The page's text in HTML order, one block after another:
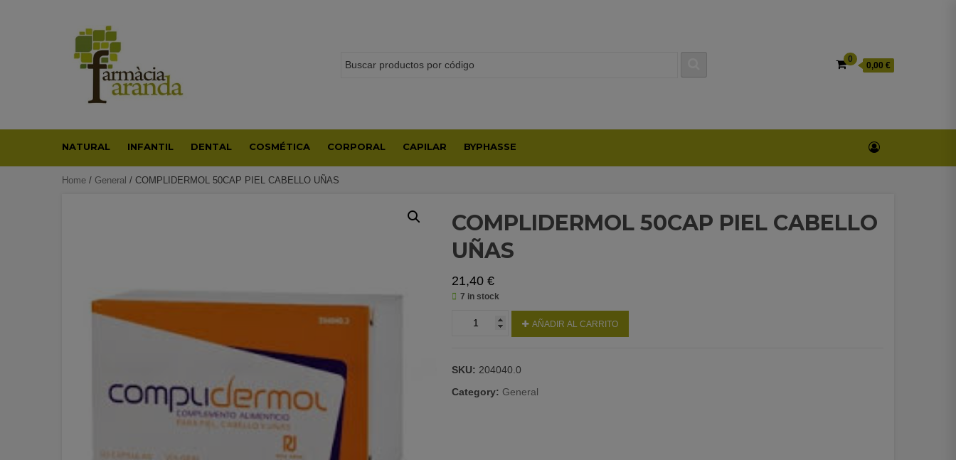
0
0,00 €
NATURAL INFANTIL DENTAL COSMÉTICA CORPORAL CAPILAR BYPHASSE
Home / General / COMPLIDERMOL 50CAP PIEL CABELLO UÑAS
COMPLIDERMOL 50CAP PIEL CABELLO
UÑAS
21,40€
7 in stock
COMPLIDERMOL
UÑAS
quantity
AÑADIR AL CARRITO
SKU: 204040.0
Category: General